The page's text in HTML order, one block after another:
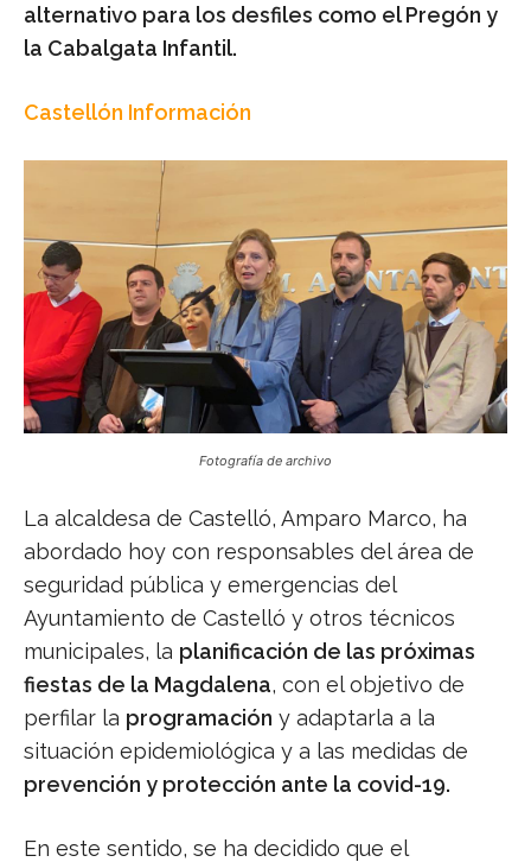
alternativo para los desfiles como el Pregón y
la Cabalgata Infantil.
Castellón Información
Fotografía de archivo
La alcaldesa de Castelló, Amparo Marco, ha
abordado hoy con responsables del área de
seguridad pública y emergencias del
Ayuntamiento de Castelló y otros técnicos
municipales, la planificación de las próximas
fiestas de la Magdalena, con el objetivo de
perfilar la programación y adaptarla a la
situación epidemiológica y a las medidas de
prevención y protección ante la covid-19.
En este sentido, se ha decidido que el